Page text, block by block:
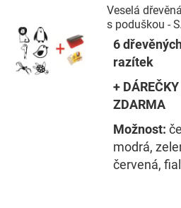
Veselá
s poduškou -
6
razítek
+ DÁREČKY
ZDARMA
Možnost:
modrá,
červená,